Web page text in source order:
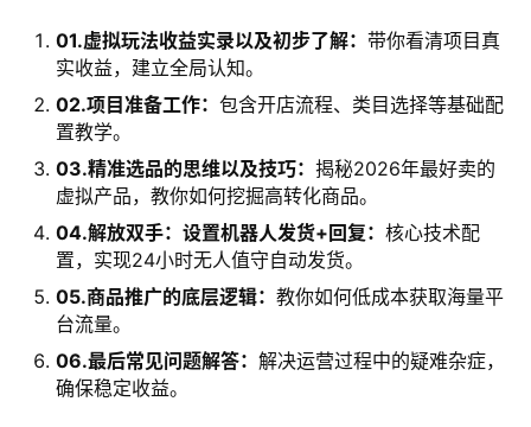
01.虚拟玩法收益实录以及初步了解： 带你看清项目真
实收益，建立全局认知。
02.项目准备工作： 包含开店流程、类目选择等基础配
置教学。
03.精准选品的思维以及技巧： 揭秘2026年最好卖的
虚拟产品，教你如何挖掘高转化商品。
04.解放双手：设置机器人发货+回复： 核心技术配
置，实现24小时无人值守自动发货。
05.商品推广的底层逻辑： 教你如何低成本获取海量平
台流量。
06.最后常见问题解答： 解决运营过程中的疑难杂症，
确保稳定收益。